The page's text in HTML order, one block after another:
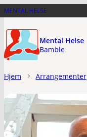
Hopp
hovedinnhold
MENTAL HELSE
Mental Helse
Bamble
Hjem Arrangementer